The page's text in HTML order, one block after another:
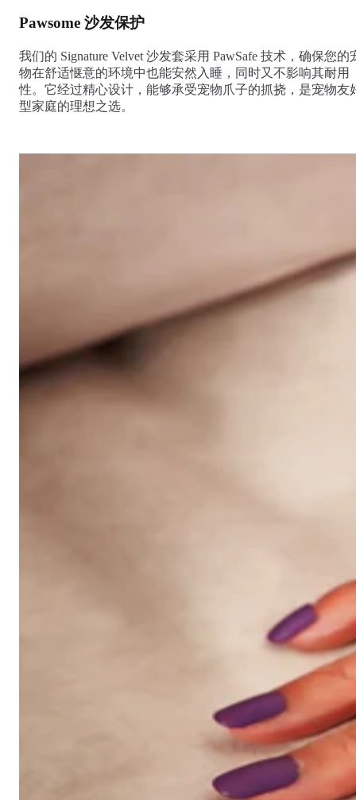
Pawsome 沙发保护
我们的 Signature Velvet 沙发套采用 PawSafe 技术，确保您的
物在舒适惬意的环境中也能安然入睡，同时又不影响其耐用
性。它经过精心设计，能够承受宠物爪子的抓挠，是宠物友
型家庭的理想之选。